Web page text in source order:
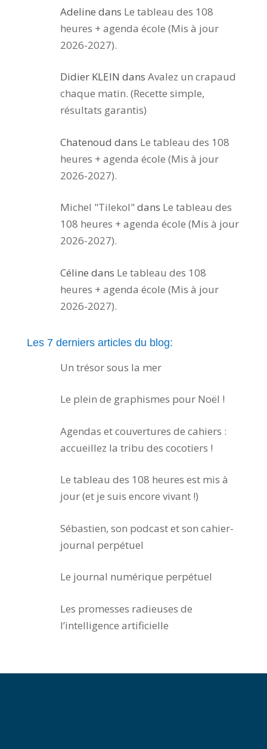
Adeline dans Le tableau des 108
heures + agenda école (Mis à jour
2026-2027).
Didier KLEIN dans Avalez un crapaud
chaque matin. (Recette simple,
résultats garantis)
Chatenoud dans Le tableau des 108
heures + agenda école (Mis à jour
2026-2027).
Michel "Tilekol" dans Le tableau des
108 heures + agenda école (Mis à jour
2026-2027).
Céline dans Le tableau des 108
heures + agenda école (Mis à jour
2026-2027).
Les 7 derniers articles du blog:
Un trésor sous la mer
Le plein de graphismes pour Noël !
Agendas et couvertures de cahiers :
accueillez la tribu des cocotiers !
Le tableau des 108 heures est mis à
jour (et je suis encore vivant !)
Sébastien, son podcast et son cahier-
journal perpétuel
Le journal numérique perpétuel
Les promesses radieuses de
l’intelligence artificielle